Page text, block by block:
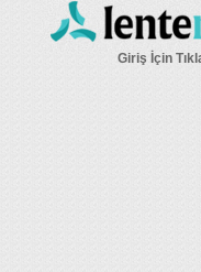
Giriş İçin